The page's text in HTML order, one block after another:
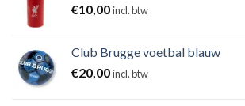
€10,00incl. btw
Club Brugge voetbal blauw
€20,00incl. btw